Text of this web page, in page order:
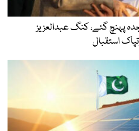
پہنچ گئے، کنگ عبدالعزیز
استقبال